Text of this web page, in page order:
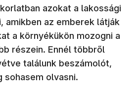
azokat a lakossági
amikben az emberek látják
a környékükön mozogni a
részein. Ennél többről
találunk beszámolót,
sohasem olvasni.